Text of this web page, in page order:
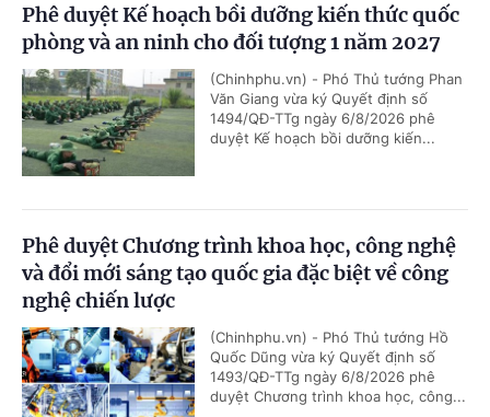
Phê duyệt Kế hoạch bồi dưỡng kiến thức quốc
phòng và an ninh cho đối tượng 1 năm 2027
(Chinhphu.vn) - Phó Thủ tướng Phan
Văn Giang vừa ký Quyết định số
1494/QĐ-TTg ngày 6/8/2026 phê
duyệt Kế hoạch bồi dưỡng kiến...
Phê duyệt Chương trình khoa học, công nghệ
và đổi mới sáng tạo quốc gia đặc biệt về công
nghệ chiến lược
(Chinhphu.vn) - Phó Thủ tướng Hồ
Quốc Dũng vừa ký Quyết định số
1493/QĐ-TTg ngày 6/8/2026 phê
duyệt Chương trình khoa học, công...